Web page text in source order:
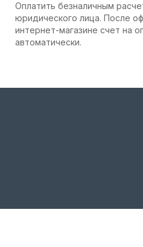
Оплатить безналичным
юридического лица. После
интернет-магазине счет на
автоматически.